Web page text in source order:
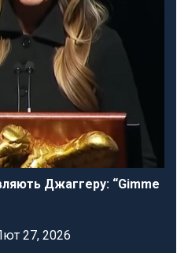
Джаггеру: “Gimme
27, 2026